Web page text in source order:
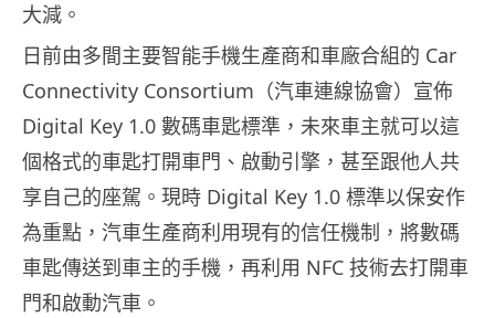
大減。
日前由多間主要智能手機生產商和車廠合組的 Car
Connectivity Consortium（汽車連線協會）宣佈
Digital Key 1.0 數碼車匙標準，未來車主就可以這
個格式的車匙打開車門、啟動引擎，甚至跟他人共
享自己的座駕。現時 Digital Key 1.0 標準以保安作
為重點，汽車生產商利用現有的信任機制，將數碼
車匙傳送到車主的手機，再利用 NFC 技術去打開車
門和啟動汽車。